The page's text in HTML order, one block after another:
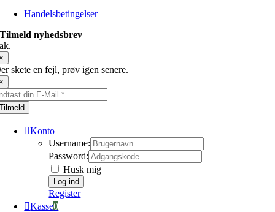
Handelsbetingelser
Tilmeld nyhedsbrev
skete en fejl, prøv igen senere.
Konto
Username:
Password:
Husk mig
Register
Kasse0